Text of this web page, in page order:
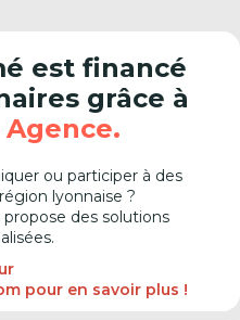
est financé
grâce à
ou participer à des
lyonnaise ?
des solutions
pour en savoir plus !